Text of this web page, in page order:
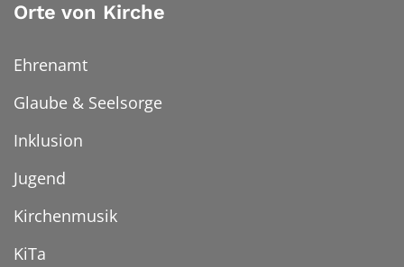
Orte von Kirche
Ehrenamt
Glaube & Seelsorge
Inklusion
Jugend
Kirchenmusik
KiTa